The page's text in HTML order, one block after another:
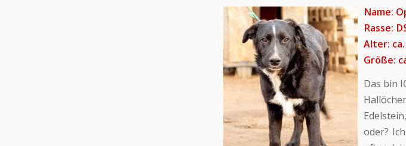
Name:
Rasse:
Alter:
Größe:
Das bin
oder?